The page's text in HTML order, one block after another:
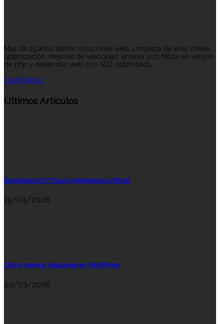
Más de 25 años dando soluciones web. Limpieza de virus online,
optimización, mejoras de velocidad, errores 500, fallos en versión
de php y desarrollo web con SEO optimizado.
Cuéntanos
Últimos Artículos
Servidores MCP futuro Inteligencia Artificial
19/04/2026
Cómo mejorar relaciones en WordPress
29/03/2026